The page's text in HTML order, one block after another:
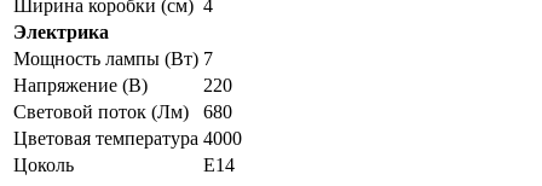
Ширина коробки (см) 4
Электрика
Мощность лампы (Вт) 7
Напряжение (В)
220
Световой поток (Лм)
680
Цветовая температура 4000
Цоколь
E14